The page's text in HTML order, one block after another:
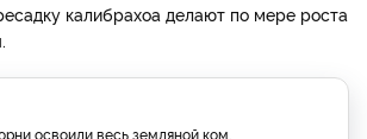
калибрахоа делают по мере роста
освоили весь земляной ком,